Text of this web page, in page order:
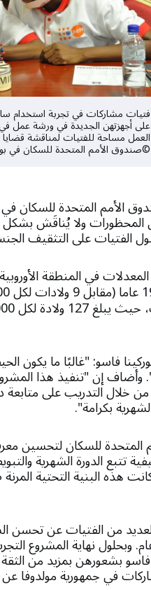
على أجهزتهن الجديدة في ورشة عمل
العمل مساحة للفتيات لمناقشة قضايا
©صندوق الأمم المتحدة للسكان في
الأمم المتحدة للسكان
المحظورات ولا يُناقَش
في المنطقة
فاسو: "غالبًا ما يكون
إن "تنفيذ هذا
خلال التدريب على متابعة
بكرامة".
المتحدة للسكان لتحسين
تتبع الدورة الشهرية
هذه البنية التحتية
من الفتيات عن تحسن
وبحلول نهاية المشروع
بشعورهن بمزيد من
في جمهورية مولدوفا